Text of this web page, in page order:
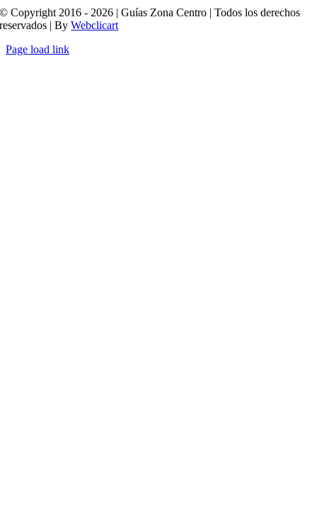
© Copyright 2016 - 2026 | Guías Zona Centro | Todos los derechos
reservados | ByWebclicart
Page load link